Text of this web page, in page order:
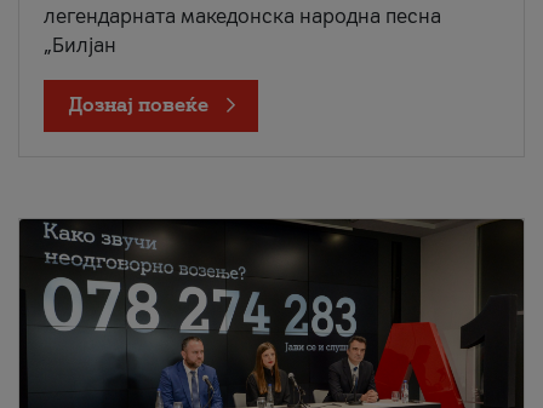
легендарната македонска народна песна
„Билјан
Дознај повеќе